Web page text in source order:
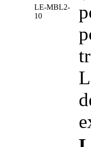
LE-MBL2-
10